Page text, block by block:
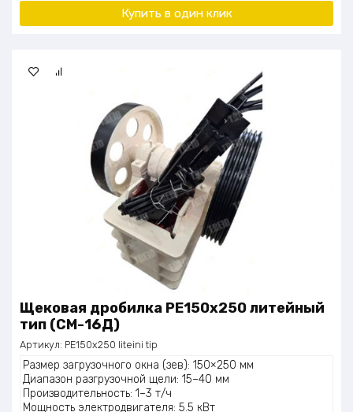
Купить в один клик
Щековая дробилка PE150x250 литейный
тип (СМ-16Д)
Артикул: PE150x250 liteini tip
Размер загрузочного окна (зев): 150×250 мм
Диапазон разгрузочной щели: 15–40 мм
Производительность: 1–3 т/ч
Мощность электродвигателя: 5.5 кВт